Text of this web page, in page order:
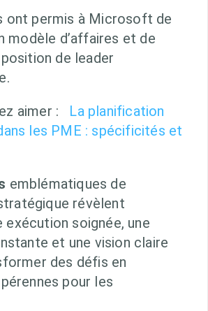
ont permis à Microsoft de
modèle d’affaires et de
de leader
aimer :
La planification
les PME : spécificités et
emblématiques de
révèlent
exécution soignée, une
et une vision claire
des défis en
pour les